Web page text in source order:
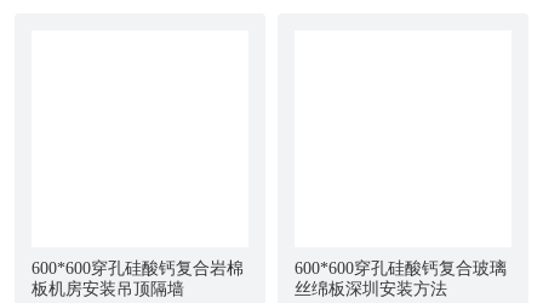
600*600穿孔硅酸钙复合岩棉
板机房安装吊顶隔墙
600*600穿孔硅酸钙复合玻璃
丝绵板深圳安装方法